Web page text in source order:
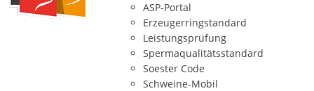
ASP-Portal
Erzeugerringstandard
Leistungsprüfung
Spermaqualitätsstandard
Soester Code
Schweine-Mobil